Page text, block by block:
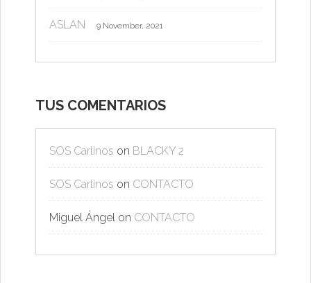
ASLAN 9 November, 2021
TUS COMENTARIOS
SOS Carlinos on BLACKY 2
SOS Carlinos on CONTACTO
Miguel Ángelon CONTACTO